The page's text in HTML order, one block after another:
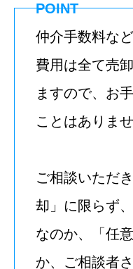
POINT
仲介手数料な
費用は全て売
ますので、お
ことはありま
ご相談いただ
却」に限らず
なのか、「任
か、ご相談者